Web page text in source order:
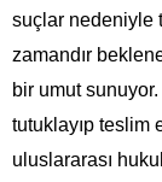
suçlar nedeniyle
zamandır
bir umut
tutuklayıp teslim
uluslararası